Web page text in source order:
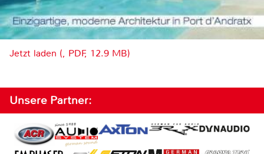
Jetzt laden (, PDF, 12.9 MB)
Unsere Partner: